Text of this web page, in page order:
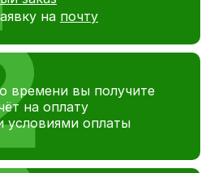
на почту
времени вы получите
на оплату
условиями оплаты